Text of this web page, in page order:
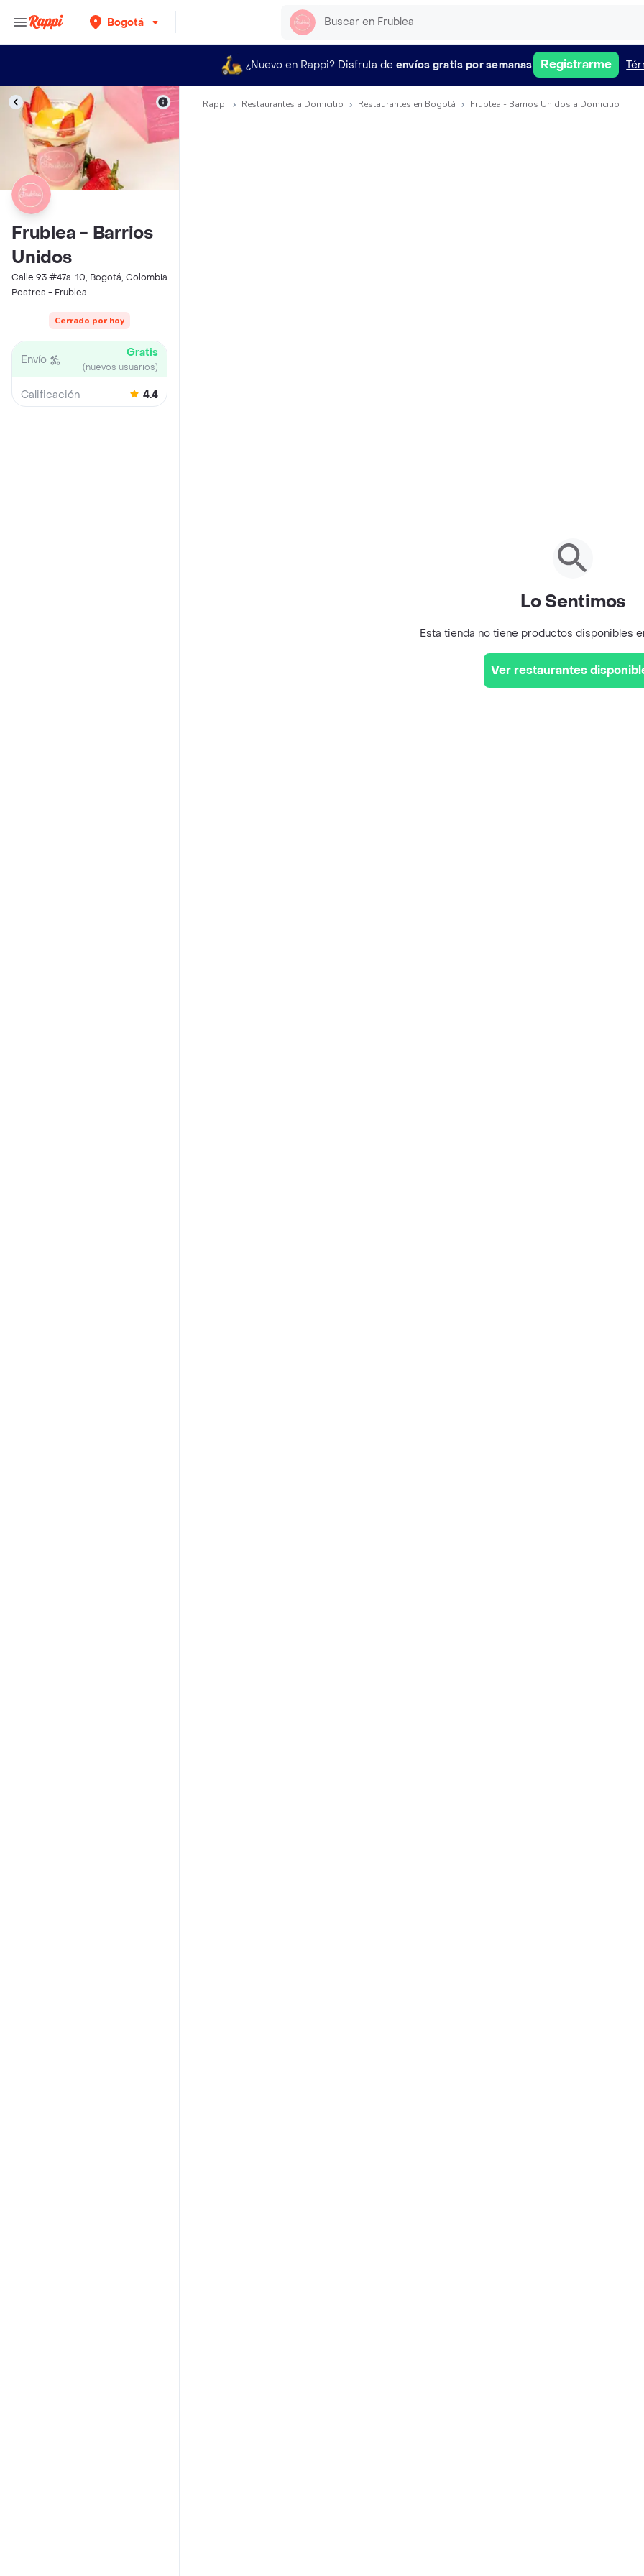
Bogotá
¿Nuevo en Rappi? Disfruta de envíos gratis por semanas Registrarme
Frublea - Barrios
Unidos
Calle 93 #47a-10, Bogotá, Colombia
Postres - Frublea
Cerrado por hoy
Envío Gratis
(nuevos usuarios)
Calificación 4.4
Rappi Restaurantes a Domicilio Restaurantes en Bogotá Frublea - Barrios Unidos a Domicilio
Lo Sentimos
Esta tienda no tiene productos disponibles
Ver restaurantes